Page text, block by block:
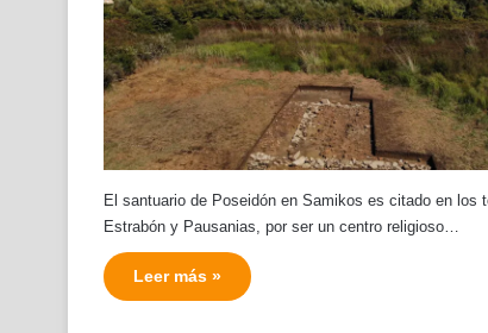
El santuario de Poseidón en Samikos es citado en los
Estrabón y Pausanias, por ser un centro religioso…
Leer más »